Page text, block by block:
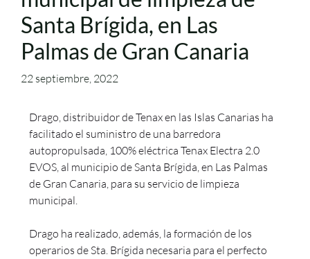
Santa Brígida, en Las
Palmas de Gran Canaria
22 septiembre, 2022
Drago, distribuidor de Tenax en las Islas Canarias ha
facilitado el suministro de una barredora
autopropulsada, 100% eléctrica Tenax Electra 2.0
EVOS, al municipio de Santa Brígida, en Las Palmas
de Gran Canaria, para su servicio de limpieza
municipal.
Drago ha realizado, además, la formación de los
operarios de Sta. Brígida necesaria para el perfecto